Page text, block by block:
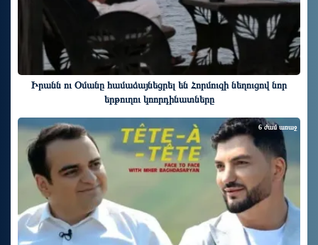
Իրանն ու Օմանը համաձայնեցրել են Հորմուզի նեղուցով նոր
երթուղու կոորդինատները
6 ժամ առաջ